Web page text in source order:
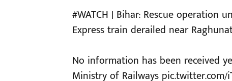
#WATCH | Bihar: Rescue operation
Express train derailed near
No information has been received
Ministry of Railways pic.twitter.com/